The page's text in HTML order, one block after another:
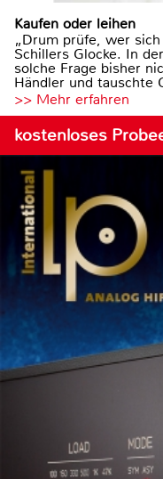
Kaufen oder leihen
„Drum prüfe, wer
Schillers Glocke. In
solche Frage bisher
Händler und tauschte
>> Mehr erfahren
kostenloses